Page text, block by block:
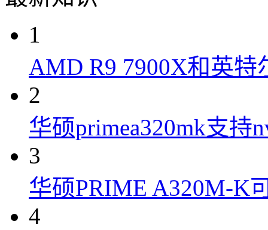
1
AMD R9 7900X和英特
2
华硕primea320mk支持
3
华硕PRIME A320M-K
4